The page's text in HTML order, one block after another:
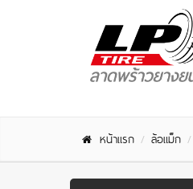
หน้าแรก ล้อแม็ก